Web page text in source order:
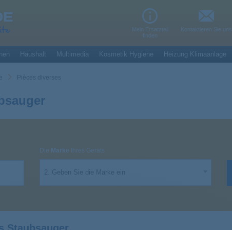
Mein Ersatzteil
finden
Kontaktieren Sie uns
Haushalt Multimedia Kosmetik Hygiene Heizung Klimaanlage
Pièces diverses
Die Marke Ihres Geräts
2. Geben Sie die Marke ein